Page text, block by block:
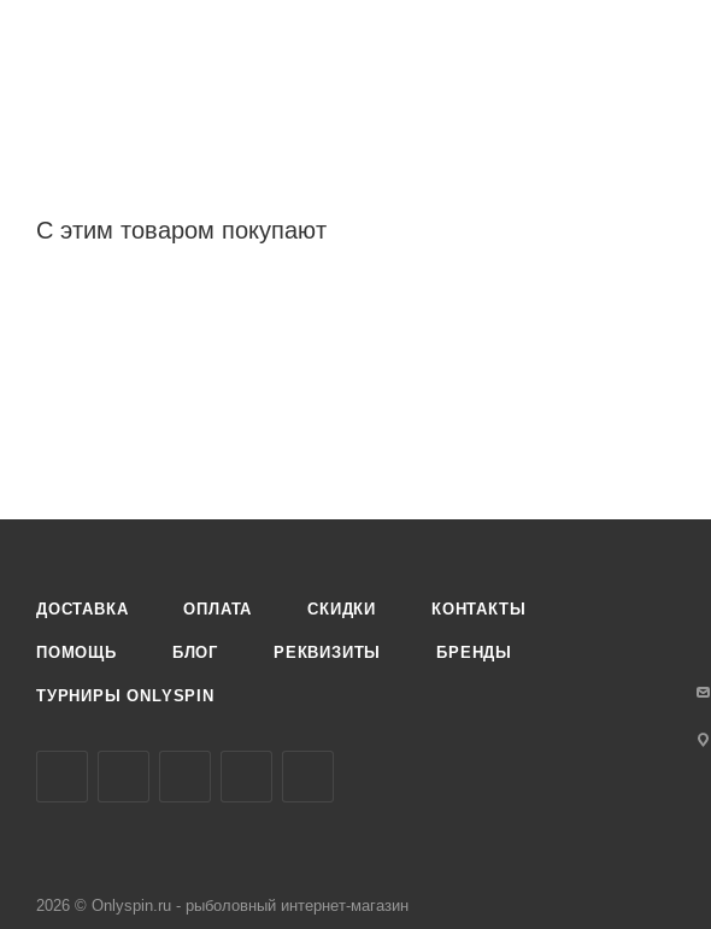
С этим товаром покупают
ДОСТАВКА ОПЛАТА СКИДКИ КОНТАКТЫ
ПОМОЩЬ БЛОГ РЕКВИЗИТЫ БРЕНДЫ
ТУРНИРЫ ONLYSPIN
2026 © Onlyspin.ru - рыболовный интернет-магазин